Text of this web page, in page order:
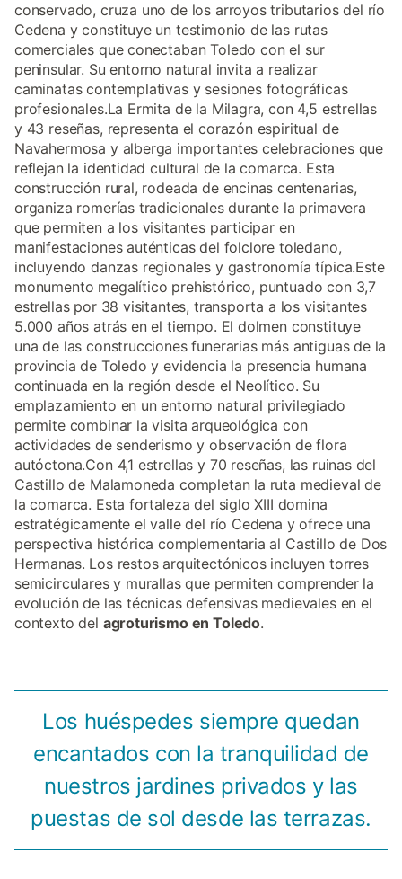
conservado, cruza uno de los arroyos tributarios del río
Cedena y constituye un testimonio de las rutas
comerciales que conectaban Toledo con el sur
peninsular. Su entorno natural invita a realizar
caminatas contemplativas y sesiones fotográficas
profesionales.La Ermita de la Milagra, con 4,5 estrellas
y 43 reseñas, representa el corazón espiritual de
Navahermosa y alberga importantes celebraciones que
reflejan la identidad cultural de la comarca. Esta
construcción rural, rodeada de encinas centenarias,
organiza romerías tradicionales durante la primavera
que permiten a los visitantes participar en
manifestaciones auténticas del folclore toledano,
incluyendo danzas regionales y gastronomía típica.Este
monumento megalítico prehistórico, puntuado con 3,7
estrellas por 38 visitantes, transporta a los visitantes
5.000 años atrás en el tiempo. El dolmen constituye
una de las construcciones funerarias más antiguas de la
provincia de Toledo y evidencia la presencia humana
continuada en la región desde el Neolítico. Su
emplazamiento en un entorno natural privilegiado
permite combinar la visita arqueológica con
actividades de senderismo y observación de flora
autóctona.Con 4,1 estrellas y 70 reseñas, las ruinas del
Castillo de Malamoneda completan la ruta medieval de
la comarca. Esta fortaleza del siglo XIII domina
estratégicamente el valle del río Cedena y ofrece una
perspectiva histórica complementaria al Castillo de Dos
Hermanas. Los restos arquitectónicos incluyen torres
semicirculares y murallas que permiten comprender la
evolución de las técnicas defensivas medievales en el
contexto del agroturismo en Toledo.
Los huéspedes siempre quedan
encantados con la tranquilidad de
nuestros jardines privados y las
puestas de sol desde las terrazas.